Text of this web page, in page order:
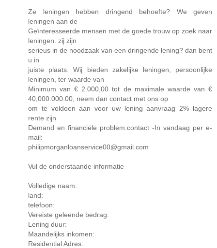
Ze leningen hebben dringend behoefte? We geven
leningen aan de
Geïnteresseerde mensen met de goede trouw op zoek naar
leningen. zij zijn
serieus in de noodzaak van een dringende lening? dan bent
u in
juiste plaats. Wij bieden zakelijke leningen, persoonlijke
leningen, ter waarde van
Minimum van € 2.000,00 tot de maximale waarde van €
40,000.000.00, neem dan contact met ons op
om te voldoen aan voor uw lening aanvraag 2% lagere
rente zijn
Demand en financiële problem.contact -In vandaag per e-
mail:
philipmorganloanservice00@gmail.com
Vul de onderstaande informatie
Volledige naam:
land:
telefoon:
Vereiste geleende bedrag:
Lening duur:
Maandelijks inkomen:
Residential Adres: